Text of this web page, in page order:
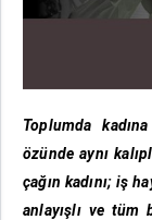
Toplumda
özünde aynı
çağın kadını; iş
anlayışlı ve tüm